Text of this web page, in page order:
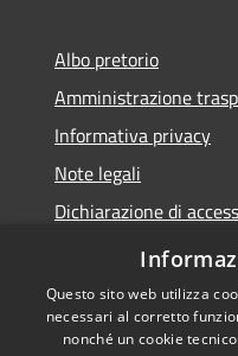
Albo pretorio
Amministrazione
Informativa privacy
Note legali
Dichiarazione di
Meccanismo di
Questo sito web utilizza
necessari al corretto
nonché un cookie